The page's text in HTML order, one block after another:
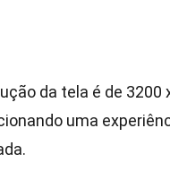
da tela é de 3200
uma